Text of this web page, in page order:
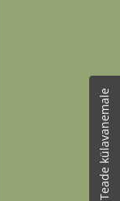
Teade külavanemale